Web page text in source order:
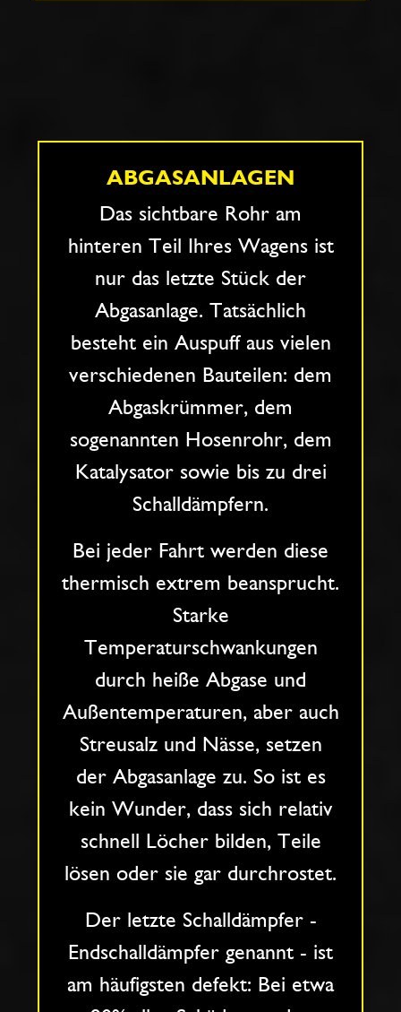
ABGASANLAGEN
Das sichtbare Rohr am
hinteren Teil Ihres Wagens ist
nur das letzte Stück der
Abgasanlage. Tatsächlich
besteht ein Auspuff aus vielen
verschiedenen Bauteilen: dem
Abgaskrümmer, dem
sogenannten Hosenrohr, dem
Katalysator sowie bis zu drei
Schalldämpfern.
Bei jeder Fahrt werden diese
thermisch extrem beansprucht.
Starke
Temperaturschwankungen
durch heiße Abgase und
Außentemperaturen, aber auch
Streusalz und Nässe, setzen
der Abgasanlage zu. So ist es
kein Wunder, dass sich relativ
schnell Löcher bilden, Teile
lösen oder sie gar durchrostet.
Der letzte Schalldämpfer -
Endschalldämpfer genannt - ist
am häufigsten defekt: Bei etwa